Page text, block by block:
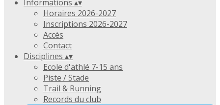
Informations ▴▾
Horaires 2026-2027
Inscriptions 2026-2027
Accès
Contact
Disciplines ▴▾
Ecole d'athlé 7-15 ans
Piste / Stade
Trail & Running
Records du club